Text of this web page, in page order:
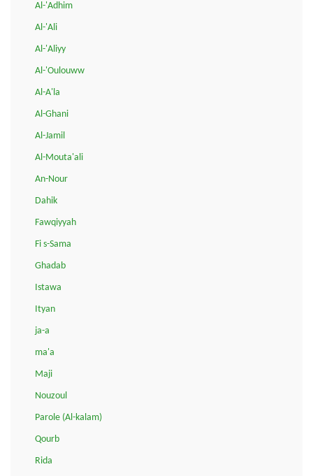
Al-'Adhim
Al-'Ali
Al-'Aliyy
Al-'Oulouww
Al-A'la
Al-Ghani
Al-Jamil
Al-Mouta'ali
An-Nour
Dahik
Fawqiyyah
Fi s-Sama
Ghadab
Istawa
Ityan
ja-a
ma'a
Maji
Nouzoul
Parole (Al-kalam)
Qourb
Rida